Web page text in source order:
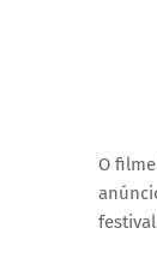
O